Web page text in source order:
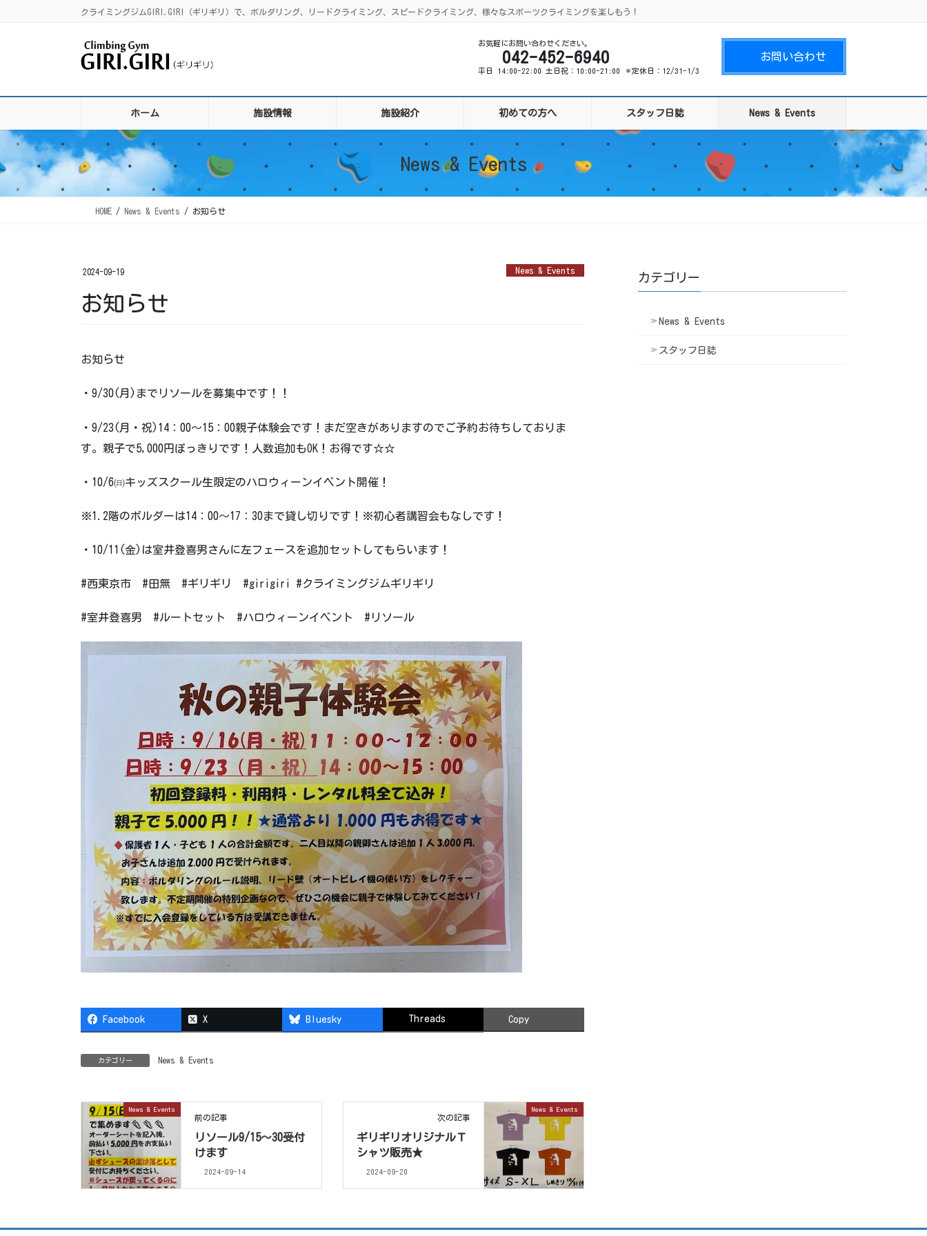
クライミングジムGIRI.GIRI（ギリギリ）で、ボルダリング、リードクライミング、スピードクライミング、様々なスポーツクライミングを楽しもう！
お気軽にお問い合わせください。
042-452-6940
平日 14:00-22:00 土日祝：10:00-21:00 ＊定休日：12/31-1/3
お問い合わせ
ホーム 施設情報 施設紹介 初めての方へ スタッフ日誌 News & Events
News & Events
HOME News & Events お知らせ
2024-09-19 News & Events
お知らせ
お知らせ
・9/30(月)までリソールを募集中です！！
・9/23(月・祝)14：00～15：00親子体験会です！まだ空きがありますのでご予約お待ちしておりま
す。親子で5,000円ぽっきりです！人数追加もOK！お得です☆☆
・10/6㈰キッズスクール生限定のハロウィーンイベント開催！
※1.2階のボルダーは14：00～17：30まで貸し切りです！※初心者講習会もなしです！
・10/11(金)は室井登喜男さんに左フェースを追加セットしてもらいます！
#西東京市 #田無 #ギリギリ #girigiri #クライミングジムギリギリ
#室井登喜男 #ルートセット #ハロウィーンイベント #リソール
Facebook X Bluesky Threads Copy
カテゴリー News & Events
News & Events
前の記事
リソール9/15～30受付
けます
2024-09-14
News & Events
次の記事
ギリギリオリジナルＴ
シャツ販売★
2024-09-20
カテゴリー
News & Events
スタッフ日誌